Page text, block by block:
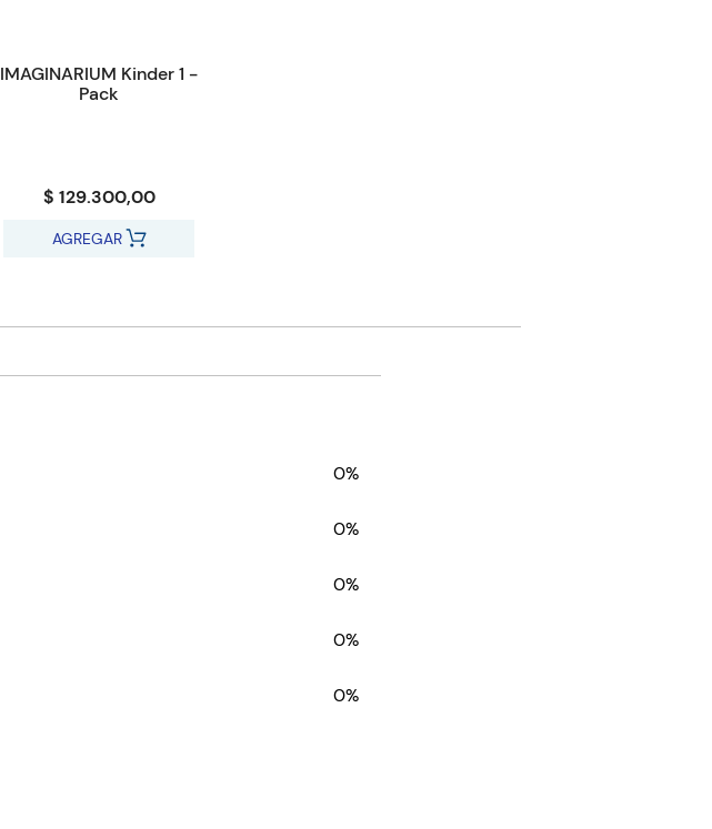
IMAGINARIUM Kinder 1 -
Pack
$ 129.300,00
AGREGAR
0%
0%
0%
0%
0%